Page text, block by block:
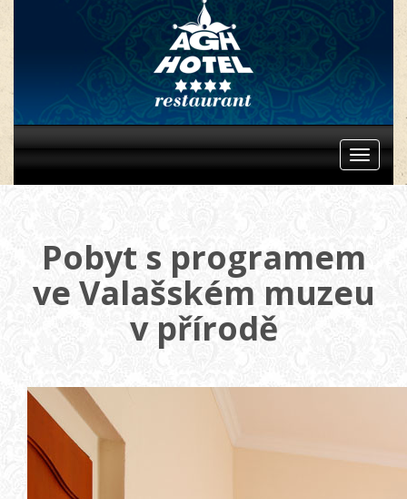
Toggle
Pobyt s programem
ve Valašském muzeu
v přírodě